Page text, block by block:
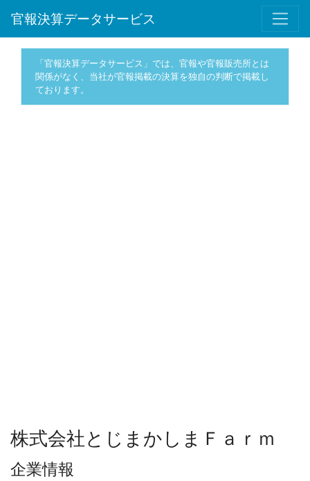
官報決算データサービス
「官報決算データサービス」では、官報や官報販売所とは
関係がなく、当社が官報掲載の決算を独自の判断で掲載し
ております。
株式会社とじまかしまＦａｒｍ
企業情報